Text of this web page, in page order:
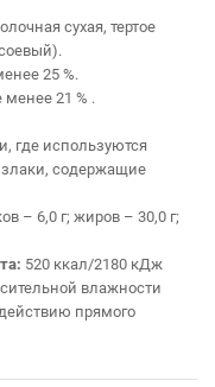
сухая, тертое
25 %.
менее 21 % .
где используются
злаки, содержащие
– 6,0 г; жиров – 30,0 г;
520 ккал/2180 кДж
влажности
прямого